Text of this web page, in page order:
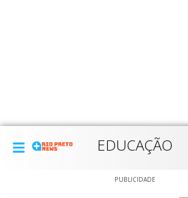
EDUCAÇÃO
PUBLICIDADE